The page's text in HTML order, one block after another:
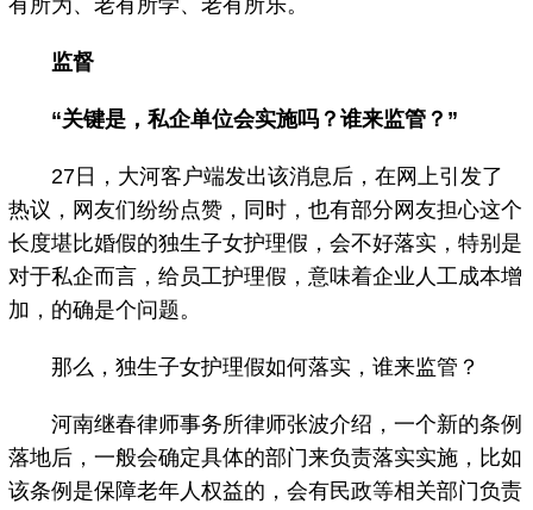
有所为、老有所学、老有所乐。
监督
“关键是，私企单位会实施吗？谁来监管？”
27日，大河客户端发出该消息后，在网上引发了
热议，网友们纷纷点赞，同时，也有部分网友担心这个
长度堪比婚假的独生子女护理假，会不好落实，特别是
对于私企而言，给员工护理假，意味着企业人工成本增
加，的确是个问题。
那么，独生子女护理假如何落实，谁来监管？
河南继春律师事务所律师张波介绍，一个新的条例
落地后，一般会确定具体的部门来负责落实实施，比如
该条例是保障老年人权益的，会有民政等相关部门负责